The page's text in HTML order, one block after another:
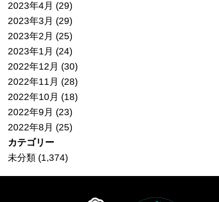
2023年4月 (29)
2023年3月 (29)
2023年2月 (25)
2023年1月 (24)
2022年12月 (30)
2022年11月 (28)
2022年10月 (18)
2022年9月 (23)
2022年8月 (25)
カテゴリー
未分類(1,374)